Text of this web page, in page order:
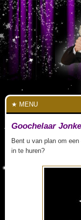
MENU
Goochelaar
Bent u van plan om
in te huren?